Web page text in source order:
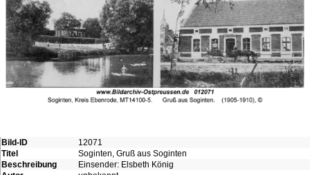
Bild-ID
12071
Titel
Soginten, Gruß aus Soginten
Beschreibung
Einsender: Elsbeth König